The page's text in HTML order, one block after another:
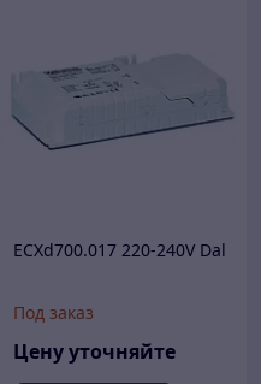
ECXd700.017 220-240V Dal
Под заказ
Цену уточняйте